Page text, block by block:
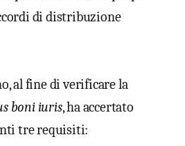
di distribuzione
al fine di verificare la
boni iuris, ha accertato
tre requisiti: